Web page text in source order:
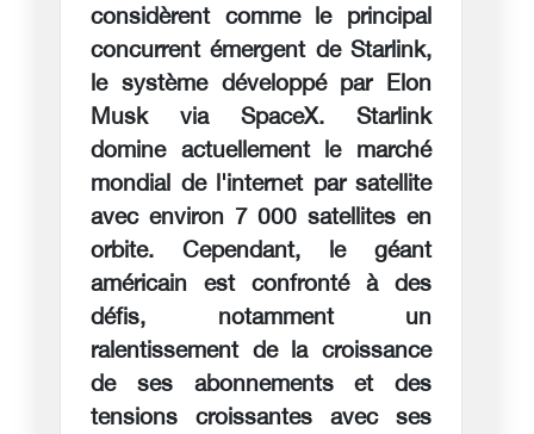
considèrent comme le principal
concurrent émergent de Starlink,
le système développé par Elon
Musk via SpaceX. Starlink
domine actuellement le marché
mondial de l'internet par satellite
avec environ 7 000 satellites en
orbite. Cependant, le géant
américain est confronté à des
défis, notamment un
ralentissement de la croissance
de ses abonnements et des
tensions croissantes avec ses